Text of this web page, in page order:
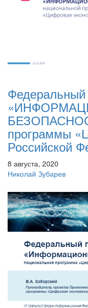
Федеральный
программы
Российской
8 августа, 2020
Николай Зубарев